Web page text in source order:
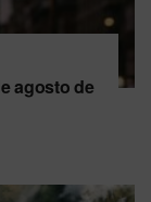
agosto de